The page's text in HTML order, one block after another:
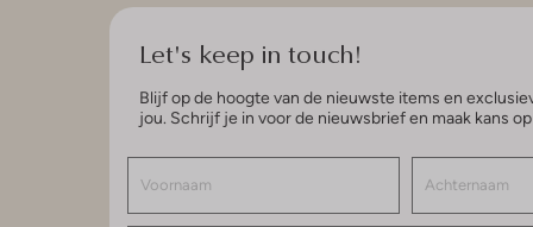
Let's keep in touch!
Blijf op de hoogte van de nieuwste items en
jou. Schrijf je in voor de nieuwsbrief en maak kans